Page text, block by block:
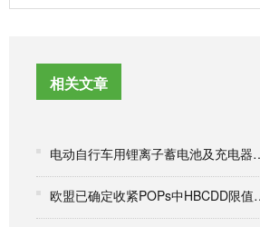
相关文章
电动自行车用锂
欧盟已确定